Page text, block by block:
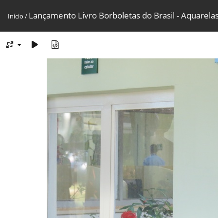
Início / Lançamento Livro Borboletas do Brasil -